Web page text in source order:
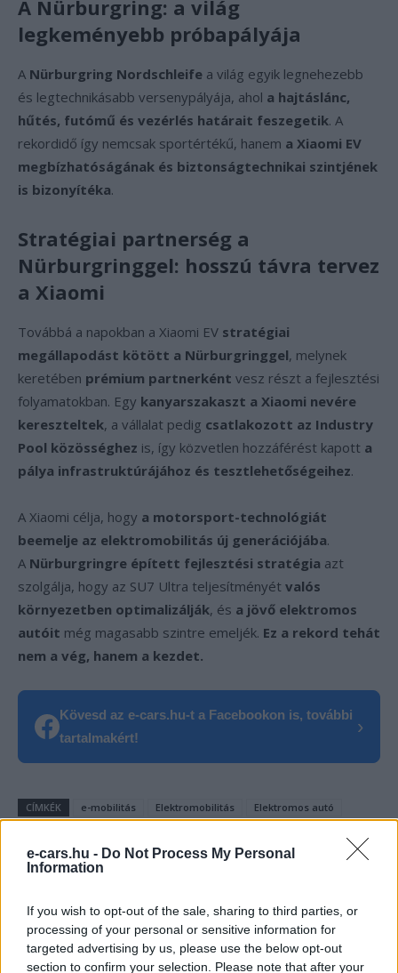
e-cars.hu - Do Not Process My Personal
Information
If you wish to opt-out of the sale, sharing to third parties, or
processing of your personal or sensitive information for
targeted advertising by us, please use the below opt-out
section to confirm your selection. Please note that after your
A Nürburgring: a világ
legkeményebb próbapályája
A Nürburgring Nordschleife a világ egyik legnehezebb
és legtechnikásabb versenypályája, ahol a hajtáslánc,
hűtés, futómű és vezérlés határait feszegetik. A
rekordidő így nemcsak sportértékű, hanem a Xiaomi EV
megbízhatóságának és biztonságtechnikai szintjének
is bizonyítéka.
Stratégiai partnerség a
Nürburgringgel: hosszú távra tervez
a Xiaomi
Továbbá a napokban a Xiaomi EV stratégiai
megállapodást kötött a Nürburgringgel, melynek
keretében prémium partnerként vesz részt a fejlesztési
folyamatokban. Egy kanyarszakaszt a Xiaomi nevére
kereszteltek, a vállalat pedig csatlakozott az Industry
Pool közösséghez is, így közvetlen hozzáférést kapott a
pálya infrastruktúrájához és tesztlehetőségeihez.
A Xiaomi célja, hogy a motorsport-technológiát
beemelje az elektromobilitás új generációjába.
A Nürburgringre épített fejlesztési stratégia azt
szolgálja, hogy az SU7 Ultra teljesítményét valós
környezetben optimalizálják, és a jövő elektromos
autóit még magasabb szintre emeljék. Ez a rekord tehát
nem a vég, hanem a kezdet.
Kövesd az e-cars.hu-t a Facebookon is, további
tartalmakért!
›
CÍMKÉK e-mobilitás Elektromobilitás
Elektromos autó